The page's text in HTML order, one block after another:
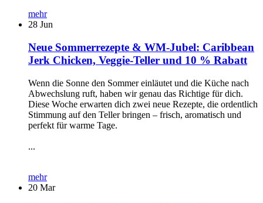
mehr
28 Jun
Neue Sommerrezepte & WM-Jubel: Caribbean
Jerk Chicken, Veggie-Teller und 10 % Rabatt
Wenn die Sonne den Sommer einläutet und die Küche nach
Abwechslung ruft, haben wir genau das Richtige für dich.
Diese Woche erwarten dich zwei neue Rezepte, die ordentlich
Stimmung auf den Teller bringen – frisch, aromatisch und
perfekt für warme Tage.
...
mehr
20 Mar